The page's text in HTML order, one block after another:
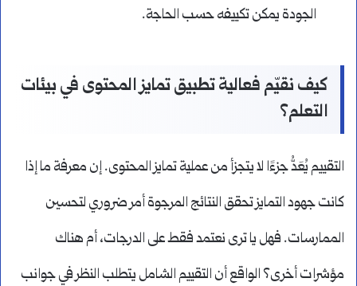
الجودة يمكن تكييفه حسب الحاجة.
كيف نقيّم فعالية تطبيق تمايز المحتوى في بيئات
التعلم؟
التقييم يُعَدُّ جزءًا لا يتجزأ من عملية تمايز المحتوى. إن معرفة ما إذا
كانت جهود التمايز تحقق النتائج المرجوة أمر ضروري لتحسين
الممارسات. فهل يا ترى نعتمد فقط على الدرجات، أم هناك
مؤشرات أخرى؟ الواقع أن التقييم الشامل يتطلب النظر في جوانب